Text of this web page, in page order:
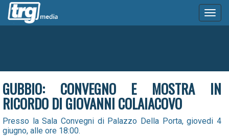
GUBBIO: CONVEGNO E MOSTRA IN
RICORDO DI GIOVANNI COLAIACOVO
Presso la Sala Convegni di Palazzo Della Porta, giovedi 4
giugno, alle ore 18:00.